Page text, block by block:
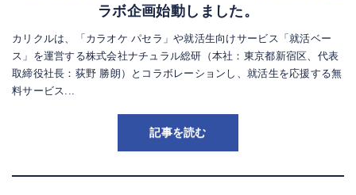
ラボ企画始動しました。
カリクルは、「カラオケ パセラ」や就活生向けサービス「就活ベー
ス」を運営する株式会社ナチュラル総研（本社：東京都新宿区、代表
取締役社長：荻野 勝朗）とコラボレーションし、就活生を応援する無
料サービス...
記事を読む